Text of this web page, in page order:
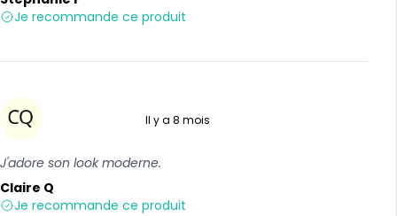
Je recommande ce produit
Il y a 8 mois
J'adore son look moderne.
Claire Q
Je recommande ce produit